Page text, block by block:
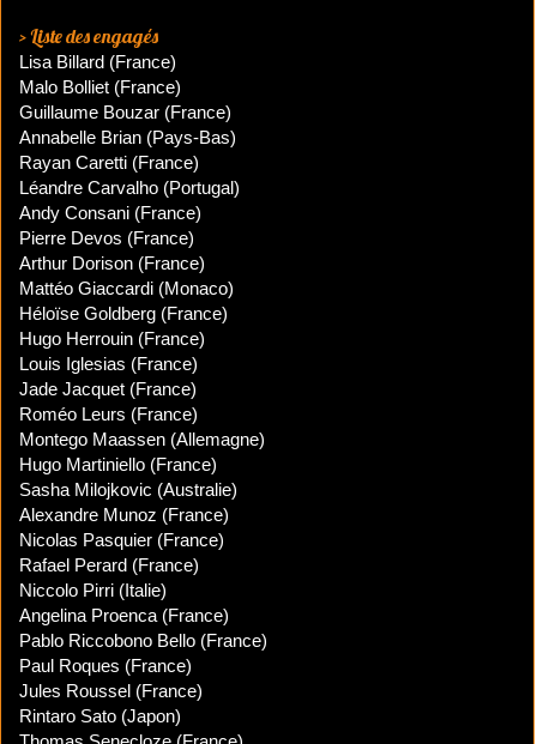
​> Liste des engagés
Lisa Billard (France)
Malo Bolliet (France)
Guillaume Bouzar (France)
Annabelle Brian (Pays-Bas)
Rayan Caretti (France)
Léandre Carvalho (Portugal)
Andy Consani (France)
Pierre Devos (France)
Arthur Dorison (France)
Mattéo Giaccardi (Monaco)
Héloïse Goldberg (France)
Hugo Herrouin (France)
Louis Iglesias (France)
Jade Jacquet (France)
Roméo Leurs (France)
Montego Maassen (Allemagne)
Hugo Martiniello (France)
Sasha Milojkovic (Australie)
Alexandre Munoz (France)
Nicolas Pasquier (France)
Rafael Perard (France)
Niccolo Pirri (Italie)
Angelina Proenca (France)
Pablo Riccobono Bello (France)
Paul Roques (France)
Jules Roussel (France)
Rintaro Sato (Japon)